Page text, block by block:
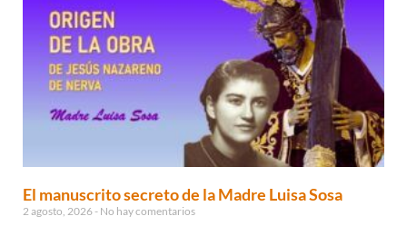
El manuscrito secreto de la Madre Luisa Sosa
2 agosto, 2026 No hay comentarios